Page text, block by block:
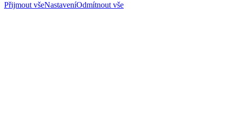
Přijmout všeNastaveníOdmítnout vše